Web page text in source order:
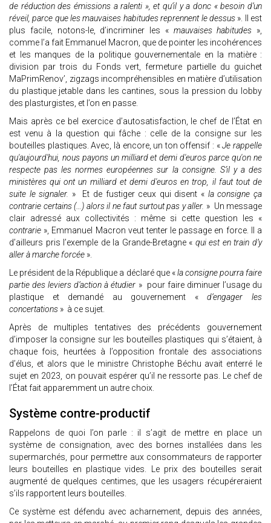
de réduction des émissions a ralenti », et qu’il y a donc « besoin d’un
réveil, parce que les mauvaises habitudes reprennent le dessus». Il est
plus facile, notons-le, d’incriminer les «mauvaises habitudes »,
comme l’a fait Emmanuel Macron, que de pointer les incohérences
et les manques de la politique gouvernementale en la matière :
division par trois du Fonds vert, fermeture partielle du guichet
MaPrimRenov’, zigzags incompréhensibles en matière d’utilisation
du plastique jetable dans les cantines, sous la pression du lobby
des plasturgistes, et l’on en passe.
Mais après ce bel exercice d’autosatisfaction, le chef de l’État en
est venu à la question qui fâche : celle de la consigne sur les
bouteilles plastiques. Avec, là encore, un ton offensif : «Je rappelle
qu'aujourd'hui, nous payons un milliard et demi d'euros parce qu'on ne
respecte pas les normes européennes sur la consigne. S’il y a des
ministères qui ont un milliard et demi d'euros en trop, il faut tout de
suite le signaler. » Et de fustiger ceux qui disent « la consigne ça
contrarie certains (…) alors il ne faut surtout pas y aller. » Un message
clair adressé aux collectivités : même si cette question les «
contrarie », Emmanuel Macron veut tenter le passage en force. Il a
d’ailleurs pris l’exemple de la Grande-Bretagne « qui est en train d’y
aller à marche forcée ».
Le président de la République a déclaré que «la consigne pourra faire
partie des leviers d’action à étudier » pour faire diminuer l’usage du
plastique et demandé au gouvernement «d’engager les
concertations » à ce sujet.
Après de multiples tentatives des précédents gouvernement
d’imposer la consigne sur les bouteilles plastiques qui s’étaient, à
chaque fois, heurtées à l’opposition frontale des associations
d’élus, et alors que le ministre Christophe Béchu avait enterré le
sujet en 2023, on pouvait espérer qu’il ne ressorte pas. Le chef de
l’État fait apparemment un autre choix.
Système contre-productif
Rappelons de quoi l’on parle : il s’agit de mettre en place un
système de consignation, avec des bornes installées dans les
supermarchés, pour permettre aux consommateurs de rapporter
leurs bouteilles en plastique vides. Le prix des bouteilles serait
augmenté de quelques centimes, que les usagers récupéreraient
s’ils rapportent leurs bouteilles.
Ce système est défendu avec acharnement, depuis des années,